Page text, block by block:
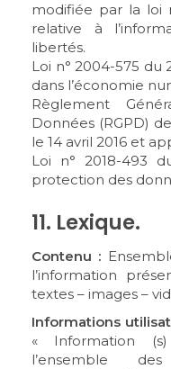
modifiée par la loi
relative à
libertés.
Loi n° 2004-575 du
dans l’économie
Règlement
Données (RGPD)
le 14 avril 2016 et
Loi n° 2018-493
protection des
11. Lexique.
Contenu :
l’information
textes – images –
Informations
« Information
l’ensemble